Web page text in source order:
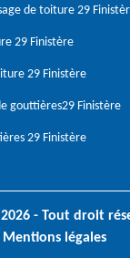
de toiture 29
29 Finistère
29 Finistère
gouttières29 Finistère
29 Finistère
- Tout droit
Mentions légales